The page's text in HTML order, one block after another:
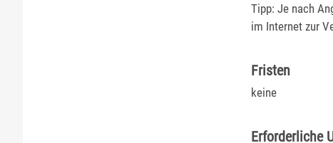
Tipp: Je nach
im Internet zur
Fristen
keine
Erforderliche